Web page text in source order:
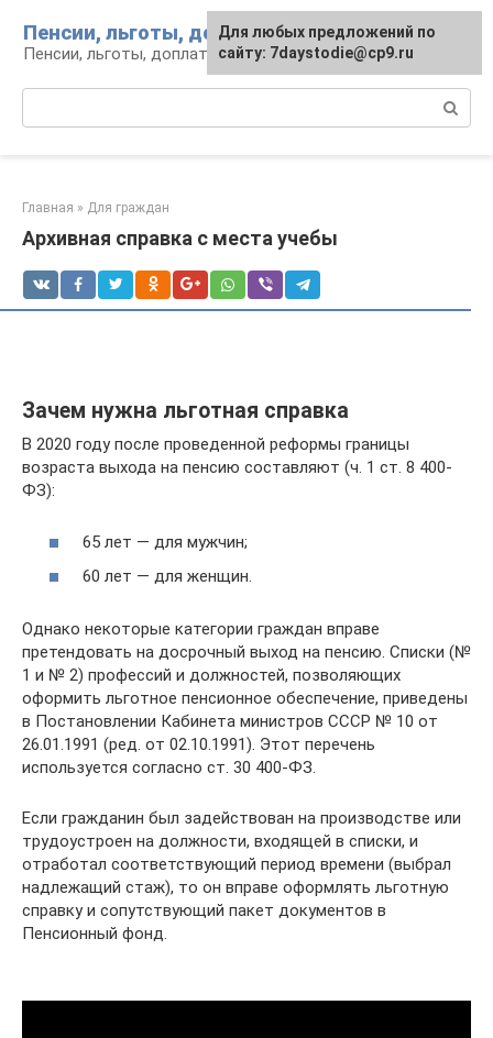
контенту
Пенсии, льготы, доплаты
Пенсии, льготы, доплаты: вопросы и инфо
Главная » Для граждан
Архивная справка с места учебы
Зачем нужна льготная справка
В 2020 году после проведенной реформы границы
возраста выхода на пенсию составляют (ч. 1 ст. 8 400-
ФЗ):
65 лет — для мужчин;
60 лет — для женщин.
Однако некоторые категории граждан вправе
претендовать на досрочный выход на пенсию. Списки (№
1 и № 2) профессий и должностей, позволяющих
оформить льготное пенсионное обеспечение, приведены
в Постановлении Кабинета министров СССР № 10 от
26.01.1991 (ред. от 02.10.1991). Этот перечень
используется согласно ст. 30 400-ФЗ.
Если гражданин был задействован на производстве или
трудоустроен на должности, входящей в списки, и
отработал соответствующий период времени (выбрал
надлежащий стаж), то он вправе оформлять льготную
справку и сопутствующий пакет документов в
Пенсионный фонд.
Для любых предложений по
сайту: 7daystodie@cp9.ru